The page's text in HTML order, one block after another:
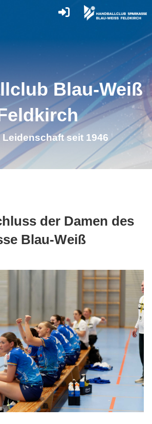
Blau-Weiß
h
Leidenschaft seit 1946
der Damen des
Blau-Weiß